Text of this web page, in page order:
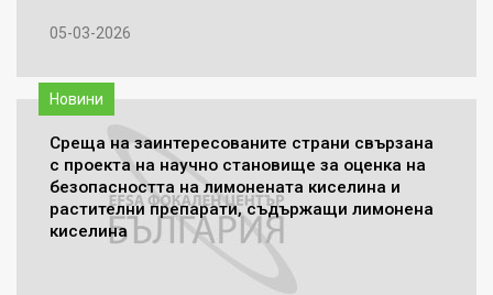
05-03-2026
Новини
Среща на заинтересованите страни свързана
с проекта на научно становище за оценка на
безопасността на лимонената киселина и
растителни препарати, съдържащи лимонена
киселина